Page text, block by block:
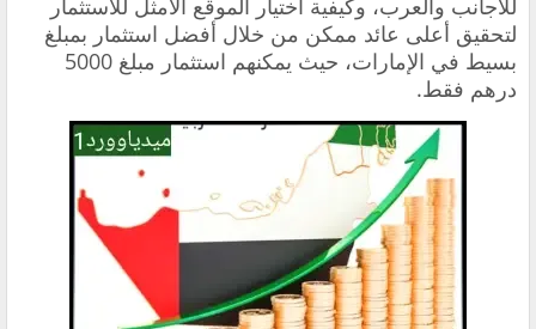
للاجانب والعرب، وكيفية اختيار الموقع الأمثل للاستثمار
لتحقيق أعلى عائد ممكن من خلال أفضل استثمار بمبلغ
بسيط في الإمارات، حيث يمكنهم استثمار مبلغ 5000
درهم فقط.